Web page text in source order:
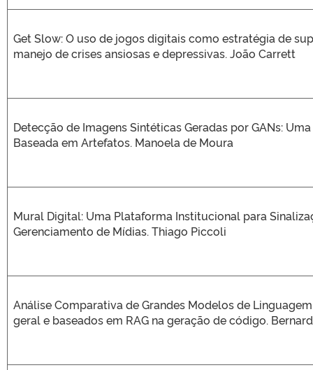
Get Slow: O uso de jogos digitais como estratégia de
manejo de crises ansiosas e depressivas. João Carrett
Detecção de Imagens Sintéticas Geradas por GANs:
Baseada em Artefatos. Manoela de Moura
Mural Digital: Uma Plataforma Institucional para
Gerenciamento de Mídias. Thiago Piccoli
Análise Comparativa de Grandes Modelos de
geral e baseados em RAG na geração de código.